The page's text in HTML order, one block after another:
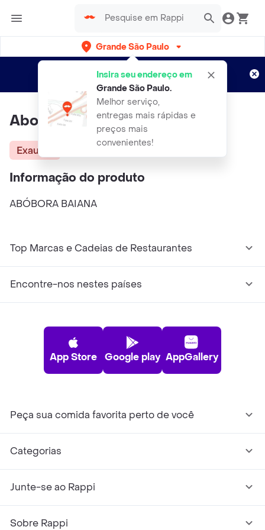
Grande São Paulo
Insira seu endereço em
Grande São Paulo.
Melhor serviço,
entregas mais rápidas e
preços mais
convenientes!
Entregas grátis por 15 dias!
Aplicam T&C
Abobora Baiana
Exausta
Informação do produto
ABÓBORA BAIANA
Top Marcas e Cadeias de Restaurantes
Encontre-nos nestes países
App Store Google play AppGallery
Peça sua comida favorita perto de você
Categorias
Junte-se ao Rappi
Sobre Rappi